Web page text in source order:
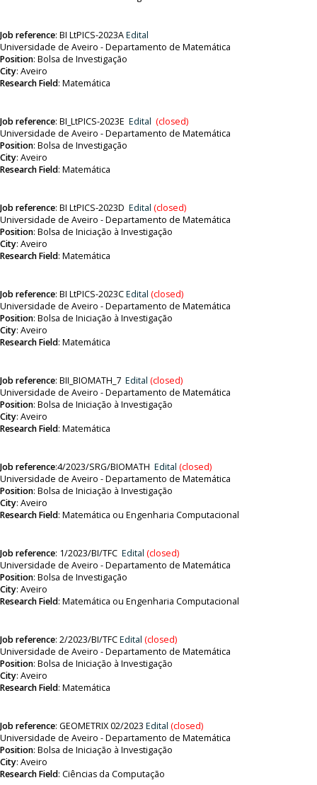
Job reference: BI LtPICS-2023AEdital
Universidade de Aveiro - Departamento de Matemática
Position: Bolsa de Investigação
City: Aveiro
Research Field: Matemática
Job reference: BI_LtPICS-2023E Edital (closed)
Universidade de Aveiro - Departamento de Matemática
Position: Bolsa de Investigação
City: Aveiro
Research Field: Matemática
Job reference: BI LtPICS-2023D Edital (closed)
Universidade de Aveiro - Departamento de Matemática
Position: Bolsa de Iniciação à Investigação
City: Aveiro
Research Field: Matemática
Job reference: BI LtPICS-2023CEdital (closed)
Universidade de Aveiro - Departamento de Matemática
Position: Bolsa de Iniciação à Investigação
City: Aveiro
Research Field: Matemática
Job reference: BII_BIOMATH_7 Edital (closed)
Universidade de Aveiro - Departamento de Matemática
Position: Bolsa de Iniciação à Investigação
City: Aveiro
Research Field: Matemática
Job reference:4/2023/SRG/BIOMATH Edital (closed)
Universidade de Aveiro - Departamento de Matemática
Position: Bolsa de Iniciação à Investigação
City: Aveiro
Research Field: Matemática ou Engenharia Computacional
Job reference: 1/2023/BI/TFC Edital (closed)
Universidade de Aveiro - Departamento de Matemática
Position: Bolsa de Investigação
City: Aveiro
Research Field: Matemática ou Engenharia Computacional
Job reference: 2/2023/BI/TFCEdital (closed)
Universidade de Aveiro - Departamento de Matemática
Position: Bolsa de Iniciação à Investigação
City: Aveiro
Research Field: Matemática
Job reference: GEOMETRIX 02/2023 Edital (closed)
Universidade de Aveiro - Departamento de Matemática
Position: Bolsa de Iniciação à Investigação
City: Aveiro
Research Field: Ciências da Computação